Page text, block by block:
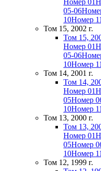
Номер 01
05-06
10Номер 11
Том 15, 2002 г.
Том 15,
Номер 01
05-06
10Номер 11
Том 14, 2001 г.
Том 14,
Номер 01
05Номер
10Номер 11
Том 13, 2000 г.
Том 13,
Номер 01
05Номер
10Номер 11
Том 12, 1999 г.